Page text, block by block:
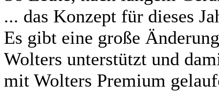
... das Konzept für dieses
Es gibt eine große
Wolters unterstützt und
mit Wolters Premium